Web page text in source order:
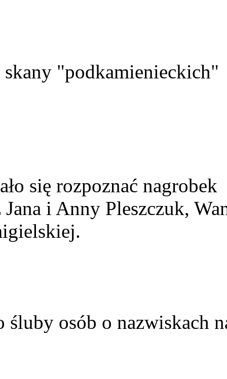
"podkamienieckich"
się rozpoznać nagrobek
i Anny Pleszczuk,
śluby osób o nazwiskach